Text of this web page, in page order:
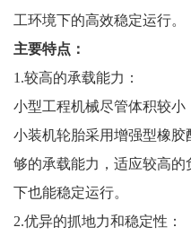
工环境下的高效稳定运行。
主要特点：
1.较高的承载能力：
小型工程机械尽管体积较小
小装机轮胎采用增强型橡
够的承载能力，适应较高
下也能稳定运行。
2.优异的抓地力和稳定性：